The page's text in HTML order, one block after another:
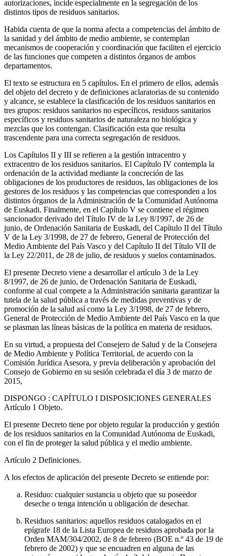
autorizaciones, incide especialmente en la segregación de los
distintos tipos de residuos sanitarios.
Habida cuenta de que la norma afecta a competencias del ámbito de
la sanidad y del ámbito de medio ambiente, se contemplan
mecanismos de cooperación y coordinación que faciliten el ejercicio
de las funciones que competen a distintos órganos de ambos
departamentos.
El texto se estructura en 5 capítulos. En el primero de ellos, además
del objeto del decreto y de definiciones aclaratorias de su contenido
y alcance, se establece la clasificación de los residuos sanitarios en
tres grupos: residuos sanitarios no específicos, residuos sanitarios
específicos y residuos sanitarios de naturaleza no biológica y
mezclas que los contengan. Clasificación esta que resulta
trascendente para una correcta segregación de residuos.
Los Capítulos II y III se refieren a la gestión intracentro y
extracentro de los residuos sanitarios. El Capítulo IV contempla la
ordenación de la actividad mediante la concreción de las
obligaciones de los productores de residuos, las obligaciones de los
gestores de los residuos y las competencias que corresponden a los
distintos órganos de la Administración de la Comunidad Autónoma
de Euskadi. Finalmente, en el Capítulo V se contiene el régimen
sancionador derivado del Título IV de la Ley 8/1997, de 26 de
junio, de Ordenación Sanitaria de Euskadi, del Capítulo II del Título
V de la Ley 3/1998, de 27 de febrero, General de Protección del
Medio Ambiente del País Vasco y del Capítulo II del Título VII de
la Ley 22/2011, de 28 de julio, de residuos y suelos contaminados.
El presente Decreto viene a desarrollar el artículo 3 de la Ley
8/1997, de 26 de junio, de Ordenación Sanitaria de Euskadi,
conforme al cual compete a la Administración sanitaria garantizar la
tutela de la salud pública a través de medidas preventivas y de
promoción de la salud así como la Ley 3/1998, de 27 de febrero,
General de Protección de Medio Ambiente del País Vasco en la que
se plasman las líneas básicas de la política en materia de residuos.
En su virtud, a propuesta del Consejero de Salud y de la Consejera
de Medio Ambiente y Política Territorial, de acuerdo con la
Comisión Jurídica Asesora, y previa deliberación y aprobación del
Consejo de Gobierno en su sesión celebrada el día 3 de marzo de
2015,
DISPONGO : CAPÍTULO I DISPOSICIONES GENERALES
Artículo 1 Objeto.
El presente Decreto tiene por objeto regular la producción y gestión
de los residuos sanitarios en la Comunidad Autónoma de Euskadi,
con el fin de proteger la salud pública y el medio ambiente.
Artículo 2 Definiciones.
A los efectos de aplicación del presente Decreto se entiende por:
Residuo: cualquier sustancia u objeto que su poseedor
deseche o tenga intención u obligación de desechar.
Residuos sanitarios: aquellos residuos catalogados en el
epígrafe 18 de la Lista Europea de residuos aprobada por la
Orden MAM/304/2002, de 8 de febrero (BOE n.º 43 de 19 de
febrero de 2002) y que se encuadren en alguna de las